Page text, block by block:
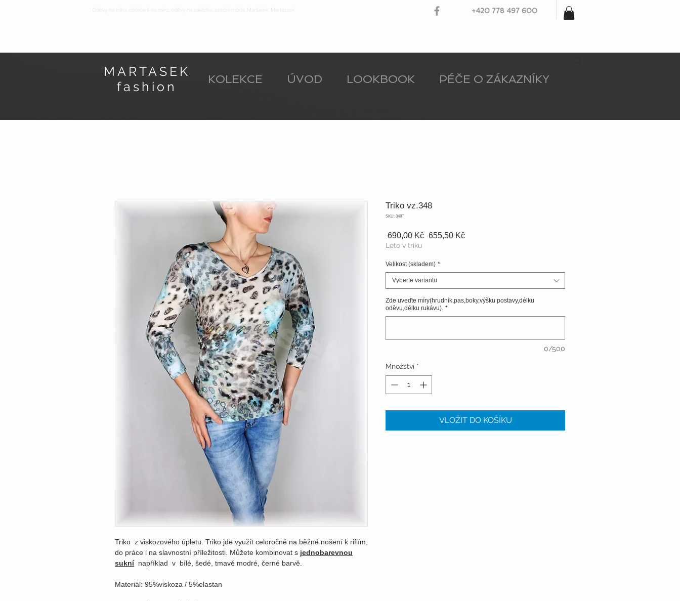
+420 778 497 600
MARTASEK
fashion
KOLEKCE ÚVOD LOOKBOOK PÉČE O ZÁKAZNÍKY
Triko z viskozového úpletu. Triko jde využít celoročně na běžné nošení k riflím,
do práce i na slavnostní příležitosti. Můžete kombinovat s jednobarevnou
sukní například v bílé, šedé, tmavě modré, černé barvě.
Materiál: 95%viskoza / 5%elastan
Triko vz.348
SKU: 348T
690,00 Kč Běžná
655,50 KčZvýhodněná
Léto v triku
Velikost (skladem) *
Vyberte variantu
Zde uveďte míry(hrudník,pas,boky,výšku postavy,délku
oděvu,délku rukávu). *
0/500
Množství *
VLOŽIT DO KOŠÍKU